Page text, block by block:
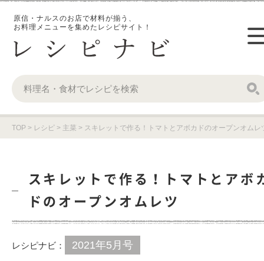
原信・ナルスのお店で材料が揃う、
お料理メニューを集めたレシピサイト！
TOP > レシピ > 主菜 > スキレットで作る！トマトとアボカドのオープンオムレ
スキレットで作る！トマトとアボ
ドのオープンオムレツ
レシピナビ： 2021年5月号